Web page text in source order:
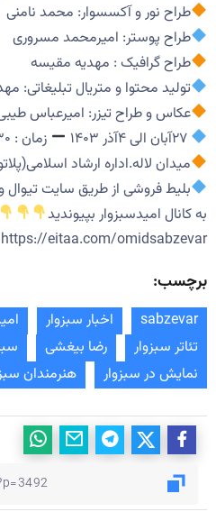
طراح نور و آکسسوار: محمد نامنی
طراح پوستر: امیرمحمد مسروری
طراح گرافیک : مهدیه مقیسه
تولید محتوا و متریال تبلیغاتی:
عکاس و طراح تیزر: امیرعباس
۲۷آبان الی ۴آذر ۱۴۰۳
زمان : ۱۹:۳۰
میدان لاله.اداره ارشاد
بلیط فروشی از طریق سایت
به کانال امیدسبزوار بپیوندید
https://eitaa.com/omidsabzevar
برچسب:
sabzevar اخبار سبزوار
تئاتر سبزوار
رضا بیغشی
نمایش در سبزوار
هنرمندان